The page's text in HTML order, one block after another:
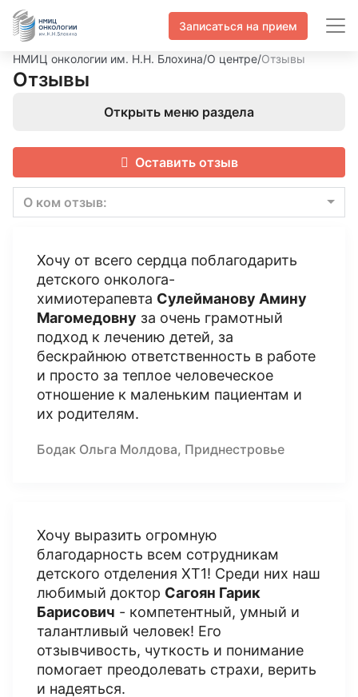
Записаться на прием
НМИЦ онкологии им. Н.Н. Блохина/О центре/Отзывы
Отзывы
Открыть меню раздела
Оставить отзыв
О ком отзыв:
Хочу от всего сердца поблагодарить
детского онколога-
химиотерапевта Сулейманову Амину
Магомедовну за очень грамотный
подход к лечению детей, за
бескрайнюю ответственность в работе
и просто за теплое человеческое
отношение к маленьким пациентам и
их родителям.
Бодак Ольга Молдова, Приднестровье
Хочу выразить огромную
благодарность всем сотрудникам
детского отделения ХТ1! Среди них наш
любимый доктор Сагоян Гарик
Барисович - компетентный, умный и
талантливый человек! Его
отзывчивость, чуткость и понимание
помогает преодолевать страхи, верить
и надеяться.